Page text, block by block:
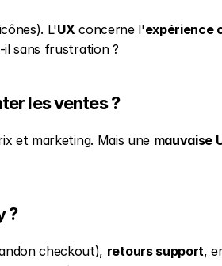
L'UX concerne l'expérience
sans frustration ?
les ventes ?
et marketing. Mais une mauvaise
?
checkout), retours support,